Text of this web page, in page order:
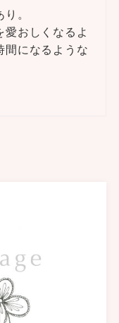
。
おしくなるよ
間になるような